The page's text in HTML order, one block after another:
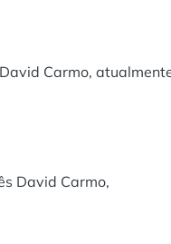
Carmo,
David Carmo,